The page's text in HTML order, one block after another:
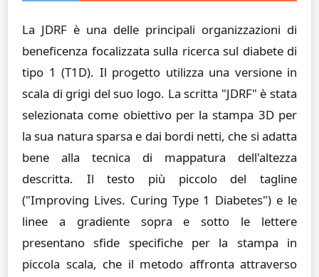
La JDRF è una delle principali organizzazioni di
beneficenza focalizzata sulla ricerca sul diabete di
tipo 1 (T1D). Il progetto utilizza una versione in
scala di grigi del suo logo. La scritta "JDRF" è stata
selezionata come obiettivo per la stampa 3D per
la sua natura sparsa e dai bordi netti, che si adatta
bene alla tecnica di mappatura dell'altezza
descritta. Il testo più piccolo del tagline
("Improving Lives. Curing Type 1 Diabetes") e le
linee a gradiente sopra e sotto le lettere
presentano sfide specifiche per la stampa in
piccola scala, che il metodo affronta attraverso